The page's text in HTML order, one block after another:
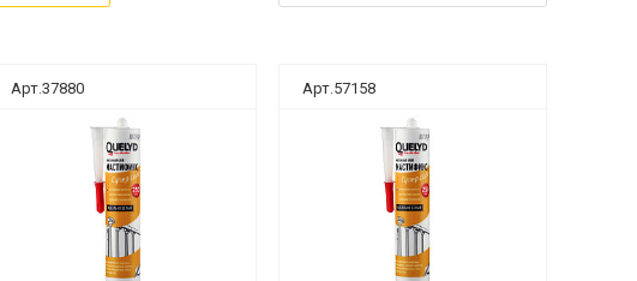
Арт.37880 Арт.57158